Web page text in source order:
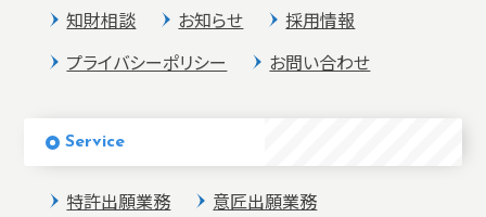
知財相談
お知らせ
採用情報
プライバシーポリシー
お問い合わせ
Service
特許出願業務 意匠出願業務